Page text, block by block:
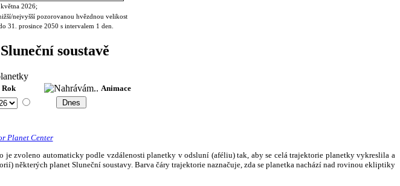
2026;
nejvyšší pozorovanou hvězdnou velikost
31. prosince 2050 s intervalem 1 den.
soustavě
Rok Animace
Planet Center
zvoleno automaticky podle vzdálenosti planetky v odsluní (aféliu) tak, aby se celá trajektorie planetky vykreslila a
některých planet Sluneční soustavy. Barva čáry trajektorie naznačuje, zda se planetka nachází nad rovinou ekliptiky